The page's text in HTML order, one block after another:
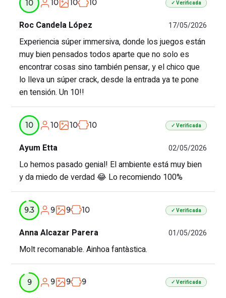
10 10 10 10 ✓ Verificada
Roc Candela López 17/05/2026
Experiencia súper immersiva, donde los juegos están
muy bien pensados todos aparte que no solo es
encontrar cosas sino también pensar, y el chico que
lo lleva un súper crack, desde la entrada ya te pone
en tensión. Un 10!!
10 10 10 10 ✓ Verificada
Ayum Etta 02/05/2026
Lo hemos pasado genial! El ambiente está muy bien
y da miedo de verdad 😂 Lo recomiendo 100%
9.3 9 9 10 ✓ Verificada
Anna Alcazar Parera 01/05/2026
Molt recomanable. Ainhoa fantàstica.
9 9 9 9 ✓ Verificada